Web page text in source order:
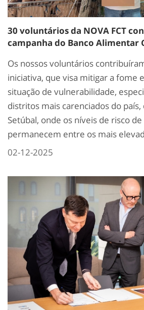
30 voluntários da NOVA FCT
campanha do Banco Alimentar
Os nossos voluntários
iniciativa, que visa mitigar a fome
situação de vulnerabilidade,
distritos mais carenciados do
Setúbal, onde os níveis de risco
permanecem entre os mais
02-12-2025